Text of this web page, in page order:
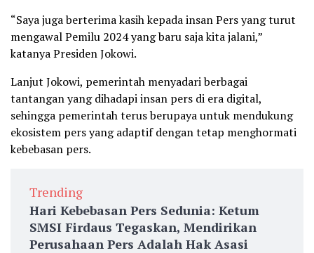
“Saya juga berterima kasih kepada insan Pers yang turut
mengawal Pemilu 2024 yang baru saja kita jalani,”
katanya Presiden Jokowi.
Lanjut Jokowi, pemerintah menyadari berbagai
tantangan yang dihadapi insan pers di era digital,
sehingga pemerintah terus berupaya untuk mendukung
ekosistem pers yang adaptif dengan tetap menghormati
kebebasan pers.
Trending
Hari Kebebasan Pers Sedunia: Ketum
SMSI Firdaus Tegaskan, Mendirikan
Perusahaan Pers Adalah Hak Asasi